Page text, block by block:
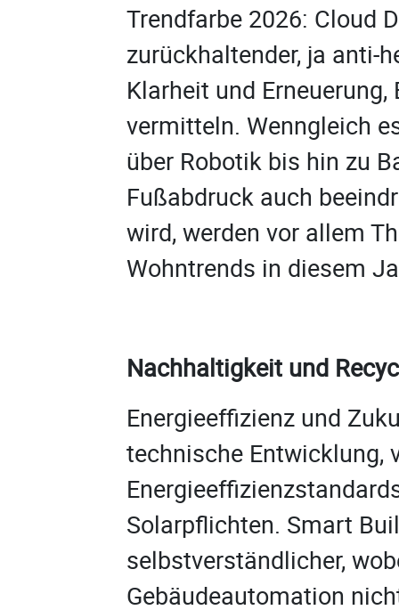
Trendfarbe 2026: Cloud
zurückhaltender, ja anti-
Klarheit und
vermitteln. Wenngleich
über Robotik bis hin zu
Fußabdruck auch
wird, werden vor allem
Wohntrends in diesem
Nachhaltigkeit und
Energieeffizienz und
technische Entwicklung,
Solarpflichten. Smart
selbstverständlicher,
Gebäudeautomation